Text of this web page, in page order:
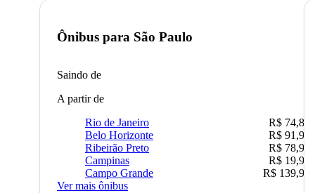
Ônibus para São Paulo
Saindo de
A partir de
Rio de Janeiro
R$ 74,80
Belo Horizonte
R$ 91,90
Ribeirão Preto
R$ 78,90
Campinas
R$ 19,90
Campo Grande
R$ 139,90
Ver mais ônibus